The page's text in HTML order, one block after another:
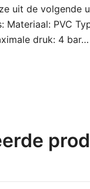
uit de volgende
Materiaal: PVC
druk: 4 bar…